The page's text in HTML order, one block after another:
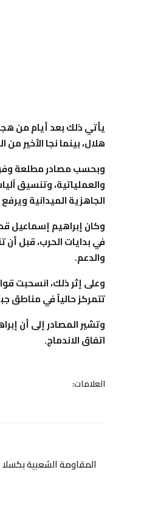
يأتي ذلك بعد أيام من
هلال، بينما نجا
والعملياتية، وتنسيق
الجاهزية الميدانية
وكان إبراهيم إسماعيل
في بدايات الحرب، قبل أن
والدعم.
وعلى إثر ذلك، انسحبت
تتمركز حالياً في مناطق
وتشير المصادر إلى أن
اتفاق الاندماج.
العلامات:
المقاومة الشعبية